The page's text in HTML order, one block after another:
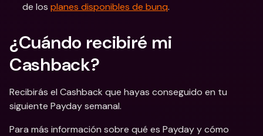
de los planes disponibles de bunq.
¿Cuándo recibiré mi
Cashback?
Recibirás el Cashback que hayas conseguido en tu
siguiente Payday semanal.
Para más información sobre qué es Payday y cómo